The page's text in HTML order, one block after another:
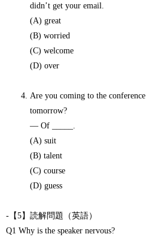
didn’t get your email.
(A) great
(B) worried
(C) welcome
(D) over
Are you coming to the conference
tomorrow?
— Of _____.
(A) suit
(B) talent
(C) course
(D) guess
-【5】読解問題（英語）
Q1 Why is the speaker nervous?